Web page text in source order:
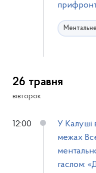
26 травня
вівторок
12:00
У Калуші
межах
гаслом: